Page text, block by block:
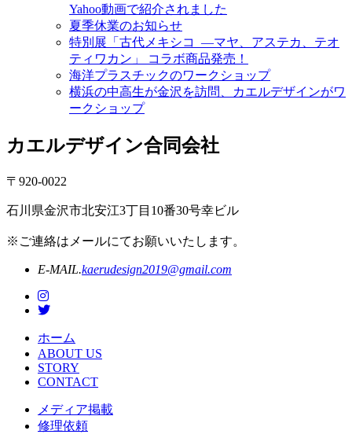
Yahoo動画で紹介されました
夏季休業のお知らせ
特別展「古代メキシコ ―マヤ、アステカ、テオ
ティワカン」 コラボ商品発売！
海洋プラスチックのワークショップ
横浜の中高生が金沢を訪問、カエルデザインがワ
ークショップ
カエルデザイン合同会社
〒920-0022
石川県金沢市北安江3丁目10番30号幸ビル
※ご連絡はメールにてお願いいたします。
E-MAIL.kaerudesign2019@gmail.com
ホーム
ABOUT US
STORY
CONTACT
メディア掲載
修理依頼